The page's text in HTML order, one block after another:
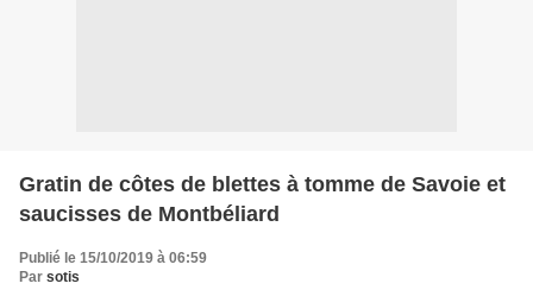
Gratin de côtes de blettes à tomme de Savoie et
saucisses de Montbéliard
Publié le 15/10/2019 à 06:59
Par sotis